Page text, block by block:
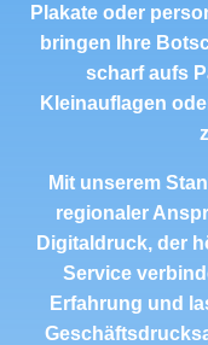
Plakate oder
bringen Ihre
scharf aufs
Kleinauflagen
Mit unserem
regionaler
Digitaldruck, der
Service
Erfahrung und